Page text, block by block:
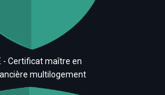
- Certificat maître en
multilogement